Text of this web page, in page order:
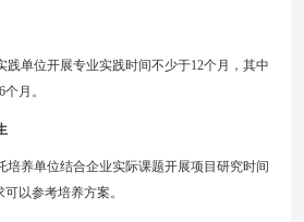
践单位开展专业实践时间不少于12个月，其中
6个月。
培养单位结合企业实际课题开展项目研究时间
以参考培养方案。